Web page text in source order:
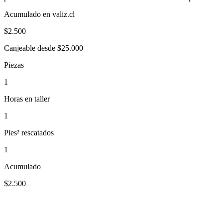
Acumulado en valiz.cl
$2.500
Canjeable desde $25.000
Piezas
1
Horas en taller
1
Pies² rescatados
1
Acumulado
$2.500